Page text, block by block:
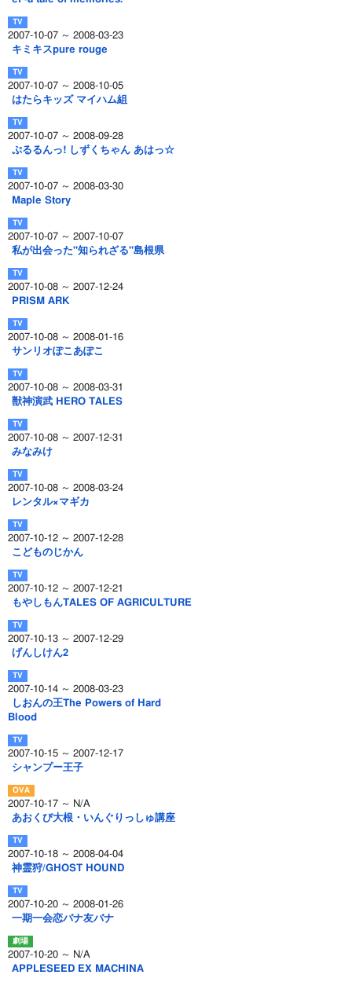
2007-10-07 ～ 2008-03-23
キミキスpure rouge
2007-10-07 ～ 2008-10-05
はたらキッズ マイハム組
2007-10-07 ～ 2008-09-28
ぷるるんっ! しずくちゃん あはっ☆
2007-10-07 ～ 2008-03-30
Maple Story
2007-10-07 ～ 2007-10-07
私が出会った"知られざる"島根県
2007-10-08 ～ 2007-12-24
PRISM ARK
2007-10-08 ～ 2008-01-16
サンリオぽこあぽこ
2007-10-08 ～ 2008-03-31
獣神演武 HERO TALES
2007-10-08 ～ 2007-12-31
みなみけ
2007-10-08 ～ 2008-03-24
レンタル×マギカ
2007-10-12 ～ 2007-12-28
こどものじかん
2007-10-12 ～ 2007-12-21
もやしもんTALES OF AGRICULTURE
2007-10-13 ～ 2007-12-29
げんしけん2
2007-10-14 ～ 2008-03-23
しおんの王The Powers of Hard
Blood
2007-10-15 ～ 2007-12-17
シャンプー王子
2007-10-17 ～ N/A
あおくび大根・いんぐりっしゅ講座
2007-10-18 ～ 2008-04-04
神霊狩/GHOST HOUND
2007-10-20 ～ 2008-01-26
一期一会恋バナ友バナ
2007-10-20 ～ N/A
APPLESEED EX MACHINA